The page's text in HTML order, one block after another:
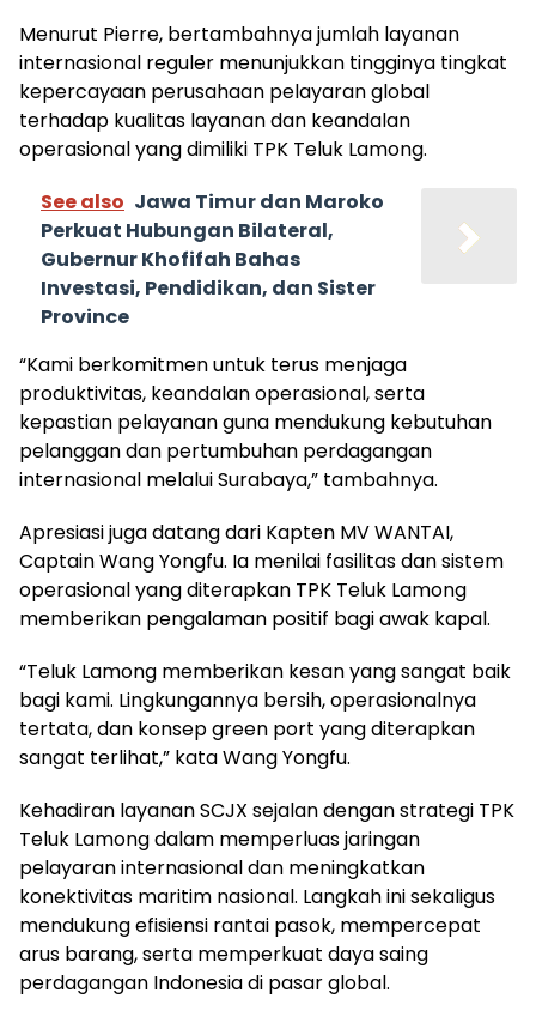
Menurut Pierre, bertambahnya jumlah layanan
internasional reguler menunjukkan tingginya tingkat
kepercayaan perusahaan pelayaran global
terhadap kualitas layanan dan keandalan
operasional yang dimiliki TPK Teluk Lamong.
See also Jawa Timur dan Maroko
Perkuat Hubungan Bilateral,
Gubernur Khofifah Bahas
Investasi, Pendidikan, dan Sister
Province
“Kami berkomitmen untuk terus menjaga
produktivitas, keandalan operasional, serta
kepastian pelayanan guna mendukung kebutuhan
pelanggan dan pertumbuhan perdagangan
internasional melalui Surabaya,” tambahnya.
Apresiasi juga datang dari Kapten MV WANTAI,
Captain Wang Yongfu. Ia menilai fasilitas dan sistem
operasional yang diterapkan TPK Teluk Lamong
memberikan pengalaman positif bagi awak kapal.
“Teluk Lamong memberikan kesan yang sangat baik
bagi kami. Lingkungannya bersih, operasionalnya
tertata, dan konsep green port yang diterapkan
sangat terlihat,” kata Wang Yongfu.
Kehadiran layanan SCJX sejalan dengan strategi TPK
Teluk Lamong dalam memperluas jaringan
pelayaran internasional dan meningkatkan
konektivitas maritim nasional. Langkah ini sekaligus
mendukung efisiensi rantai pasok, mempercepat
arus barang, serta memperkuat daya saing
perdagangan Indonesia di pasar global.